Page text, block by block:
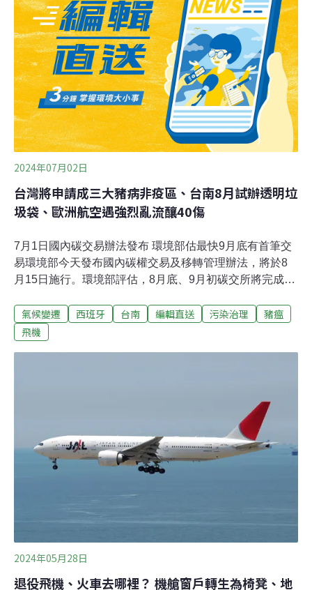
解決方案包括使用低排放燃料、改進發動機和機身，以及
抑制航空業的需求增長。然而，近期全球製造和供應鏈問
題，導致燃油效率更高的新型飛機無法如期上場替換舊飛
機，迫使許多公司需要延長現有較為耗能飛機的使用時
間，這也促使紐航宣布放棄2030減碳目標。除此之外，較
為低碳的替代選項，如永續航空燃料（Sustainable
Aviation
2024年07月02日
台灣將申請成三大豬病非疫區、台南8月試辦透明垃
圾袋、歐洲航空遇強烈亂流釀40傷
7月1日國內碳交易辦法發布 環境部估最快9月底有首筆交
易環境部今天發布國內碳權交易及移轉管理辦法，將於8
月15日施行。環境部評估，8月底、9月初碳交所將完成平
易。環境部1日發布「溫室氣體減量額度交易拍賣及移轉
管理辦法」，條文共38條，明定國內減量額度（碳權）在
綠碳專案，約1萬多噸，即日起可於平台上下單購買，這
也是碳交所第一批綠碳專案，用以滿足企業不同類型碳權
需求。碳交所新聞稿指出，巴拉圭有很高比例的土地用於
畜牧業和大豆種植，森林經營和保育方面的法規與技術尚
展至關重要，國際大廠亦於巴拉圭東部
氣候變遷 西班牙 台南 編輯直送 污染治理
豬瘟
飛機
2024年05月28日
退役飛機、火車去哪裡？ 機艙窗戶轉生為椅凳、地